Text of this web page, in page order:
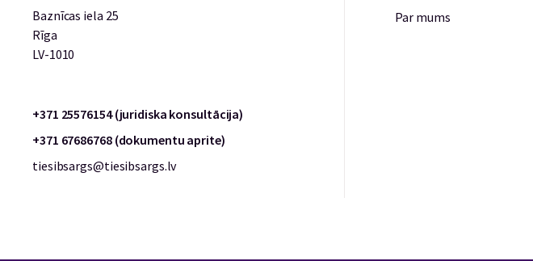
Baznīcas iela 25
Rīga
LV-1010
+371 25576154 (juridiska konsultācija)
+371 67686768 (dokumentu aprite)
tiesibsargs@tiesibsargs.lv
Par mums